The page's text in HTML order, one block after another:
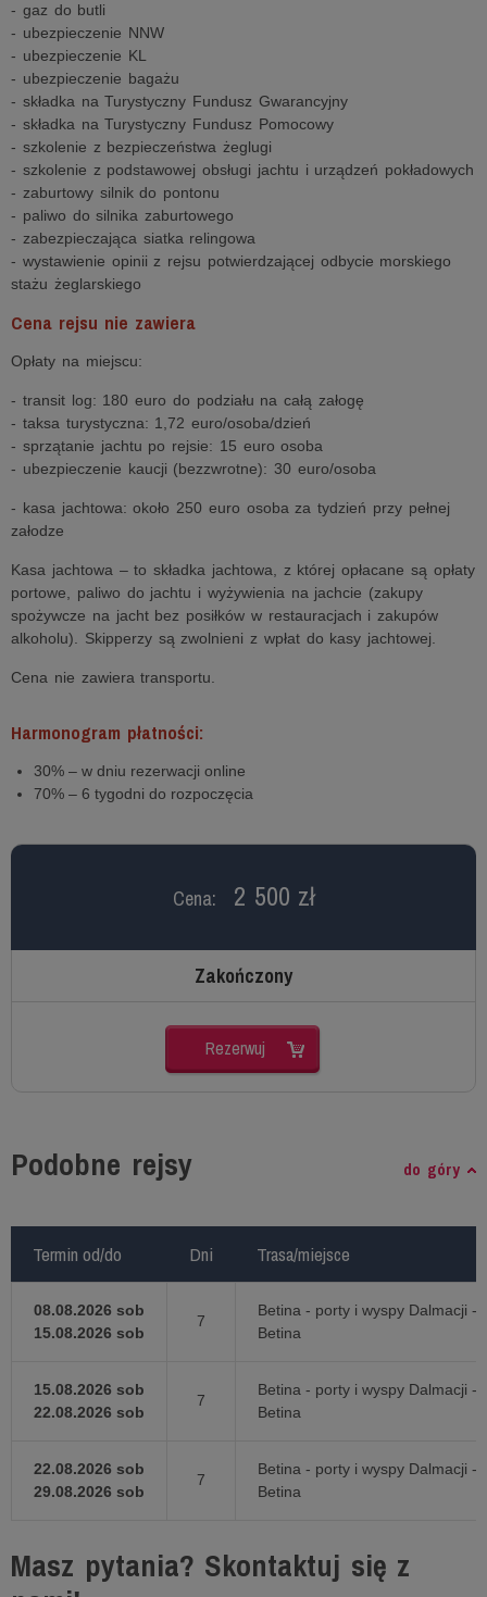
- gaz do butli
- ubezpieczenie NNW
- ubezpieczenie KL
- ubezpieczenie bagażu
- składka na Turystyczny Fundusz Gwarancyjny
- składka na Turystyczny Fundusz Pomocowy
- szkolenie z bezpieczeństwa żeglugi
- szkolenie z podstawowej obsługi jachtu i urządzeń pokładowych
- zaburtowy silnik do pontonu
- paliwo do silnika zaburtowego
- zabezpieczająca siatka relingowa
- wystawienie opinii z rejsu potwierdzającej odbycie morskiego
stażu żeglarskiego
Cena rejsu nie zawiera
Opłaty na miejscu:
- transit log: 180 euro do podziału na całą załogę
- taksa turystyczna: 1,72 euro/osoba/dzień
- sprzątanie jachtu po rejsie: 15 euro osoba
- ubezpieczenie kaucji (bezzwrotne): 30 euro/osoba
- kasa jachtowa: około 250 euro osoba za tydzień przy pełnej
załodze
Kasa jachtowa – to składka jachtowa, z której opłacane są opłaty
portowe, paliwo do jachtu i wyżywienia na jachcie (zakupy
spożywcze na jacht bez posiłków w restauracjach i zakupów
alkoholu). Skipperzy są zwolnieni z wpłat do kasy jachtowej.
Cena nie zawiera transportu.
Harmonogram płatności:
30% – w dniu rezerwacji online
70% – 6 tygodni do rozpoczęcia
Cena: 2 500 zł
Zakończony
Rezerwuj
Podobne rejsy do góry
Termin od/do Dni Trasa/miejsce
08.08.2026 sob
15.08.2026 sob
7
Betina - porty i wyspy Dalmacji -
Betina
15.08.2026 sob
22.08.2026 sob
7
Betina - porty i wyspy Dalmacji -
Betina
22.08.2026 sob
29.08.2026 sob
7
Betina - porty i wyspy Dalmacji -
Betina
Termin od/do Dni Trasa/miejsce
Masz pytania? Skontaktuj się z